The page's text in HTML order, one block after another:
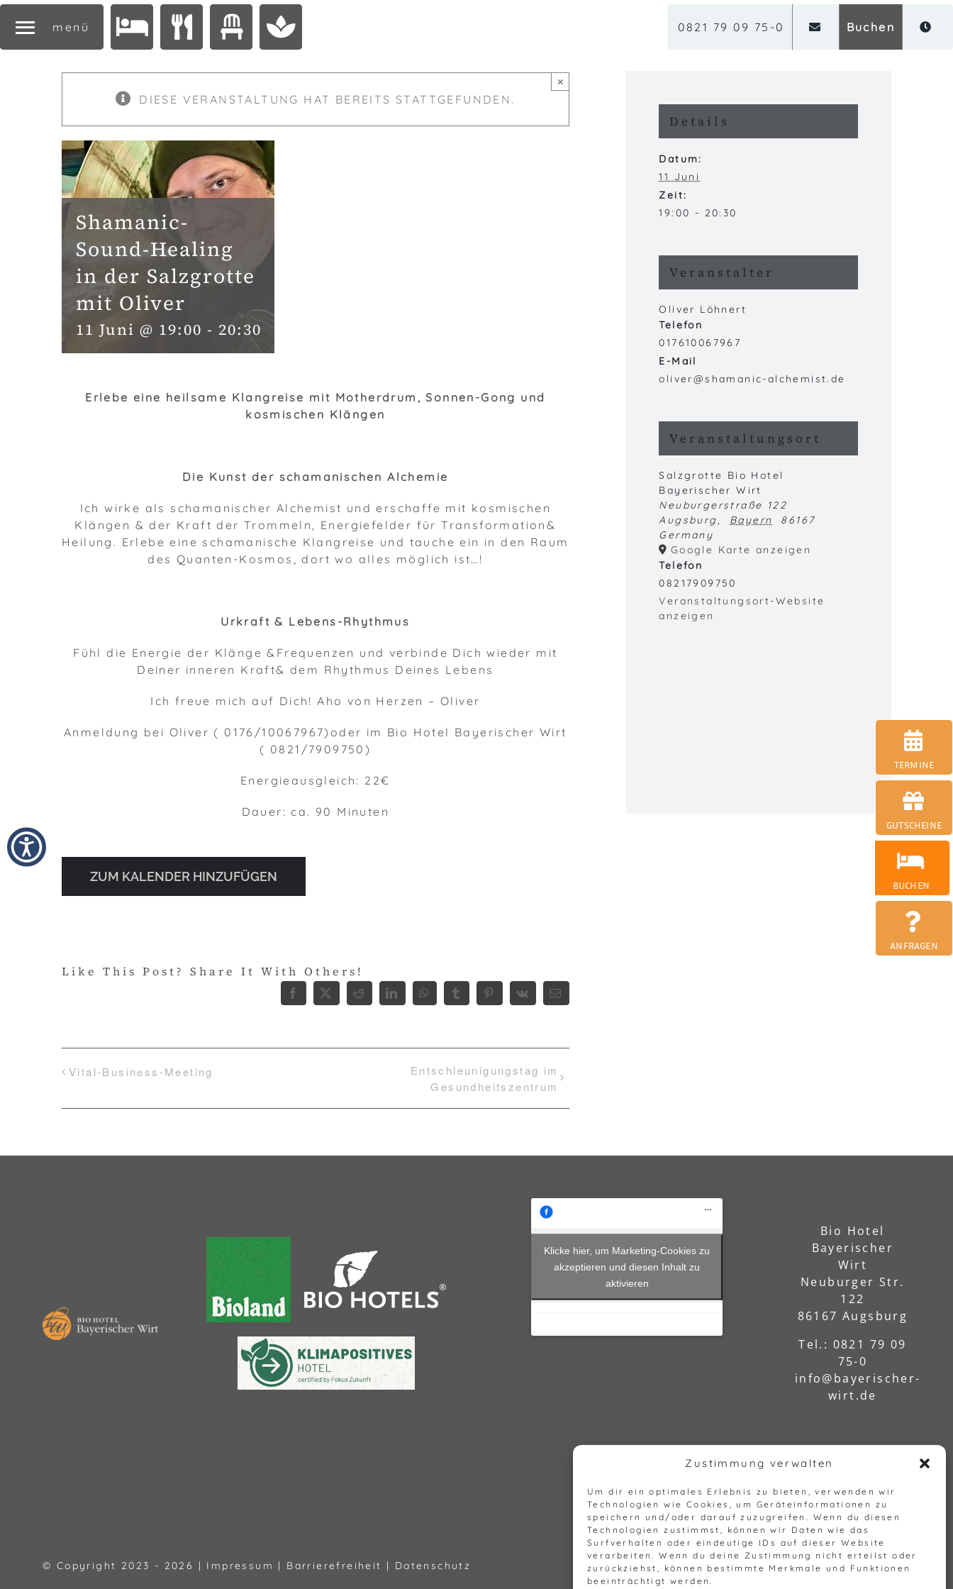
Zustimmung verwalten
Um dir ein optimales Erlebnis zu bieten, verwenden wir
Technologien wie Cookies, um Geräteinformationen zu
speichern und/oder darauf zuzugreifen. Wenn du diesen
Technologien zustimmst, können wir Daten wie das
Surfverhalten oder eindeutige IDs auf dieser Website
verarbeiten. Wenn du deine Zustimmung nicht erteilst oder
zurückziehst, können bestimmte Merkmale und Funktionen
beeinträchtigt werden.
menü 0821 79 09 75-0 Buchen
DIESE VERANSTALTUNG HAT BEREITS STATTGEFUNDEN.
×
Shamanic-
Sound-Healing
in der Salzgrotte
mit Oliver
11 Juni @ 19:00 - 20:30
Erlebe eine heilsame Klangreise mit Motherdrum, Sonnen-Gong und
kosmischen Klängen
Die Kunst der schamanischen Alchemie
Ich wirke als schamanischer Alchemist und erschaffe mit kosmischen
Klängen & der Kraft der Trommeln, Energiefelder für Transformation&
Heilung. Erlebe eine schamanische Klangreise und tauche ein in den Raum
des Quanten-Kosmos, dort wo alles möglich ist…!
Urkraft & Lebens-Rhythmus
Fühl die Energie der Klänge &Frequenzen und verbinde Dich wieder mit
Deiner inneren Kraft& dem Rhythmus Deines Lebens
Ich freue mich auf Dich! Aho von Herzen – Oliver
Anmeldung bei Oliver ( 0176/10067967)oder im Bio Hotel Bayerischer Wirt
( 0821/7909750)
Energieausgleich: 22€
Dauer: ca. 90 Minuten
ZUM KALENDER HINZUFÜGEN
Like This Post? Share It With Others!
Facebook
X RedditLinkedInWhatsApp
TumblrPinterest
Vk
E-
Mail
Vital-Business-Meeting
Entschleunigungstag im
Gesundheitszentrum
Details
Datum:
11 Juni
Zeit:
19:00 - 20:30
Veranstalter
Oliver Löhnert
Telefon
017610067967
E-Mail
oliver@shamanic-alchemist.de
Veranstaltungsort
Salzgrotte Bio Hotel
Bayerischer Wirt
Neuburgerstraße 122
Augsburg, Bayern
86167
Germany
Google Karte anzeigen
Telefon
08217909750
Veranstaltungsort-Website
anzeigen
Klicke hier, um Marketing-Cookies zu
akzeptieren und diesen Inhalt zu
aktivieren
Bio Hotel
Bayerischer
Wirt
Neuburger Str.
122
86167 Augsburg
Tel.: 0821 79 09
75-0
info@bayerischer-
wirt.de
© Copyright 2023 - 2026 | Impressum Barrierefreiheit Datenschutz
TERMINE
GUTSCHEINE
BUCHEN
ANFRAGEN